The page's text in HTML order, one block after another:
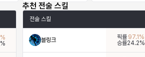
%
%
추천 전술 스킬
전술 스킬
블링크 픽률 97.1 %
승률24.2%